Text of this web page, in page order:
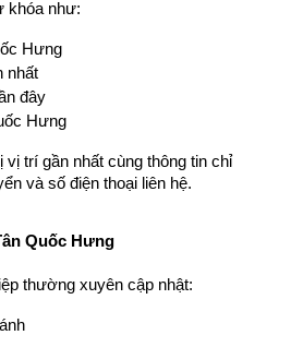
khóa như:
Hưng
nhất
đây
Hưng
vị trí gần nhất cùng thông tin chỉ
và số điện thoại liên hệ.
Quốc Hưng
thường xuyên cập nhật: